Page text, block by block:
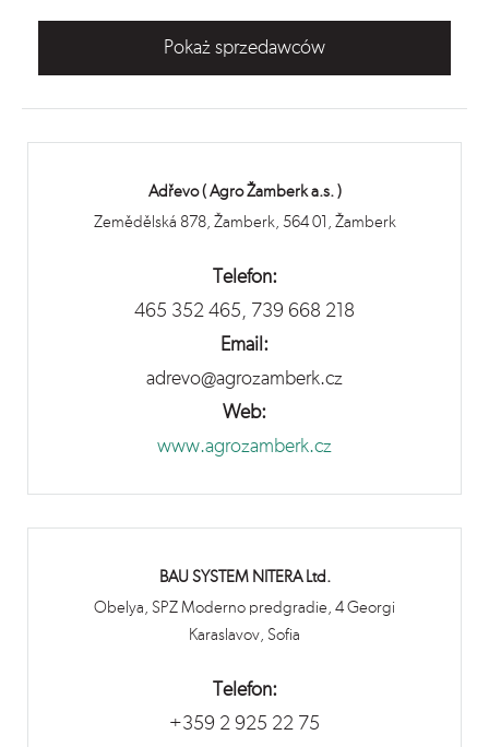
Pokaż sprzedawców
Adřevo ( Agro Žamberk a.s. )
Zemědělská 878, Žamberk, 564 01, Žamberk
Telefon:
465 352 465, 739 668 218
Email:
adrevo@agrozamberk.cz
Web:
www.agrozamberk.cz
BAU SYSTEM NITERA Ltd.
Obelya, SPZ Moderno predgradie, 4 Georgi
Karaslavov, Sofia
Telefon:
+359 2 925 22 75